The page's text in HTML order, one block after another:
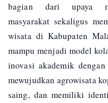
bagian dari upaya
masyarakat sekaligus
wisata di Kabupaten
mampu menjadi model
inovasi akademik
mewujudkan agrowisata
saing, dan memiliki